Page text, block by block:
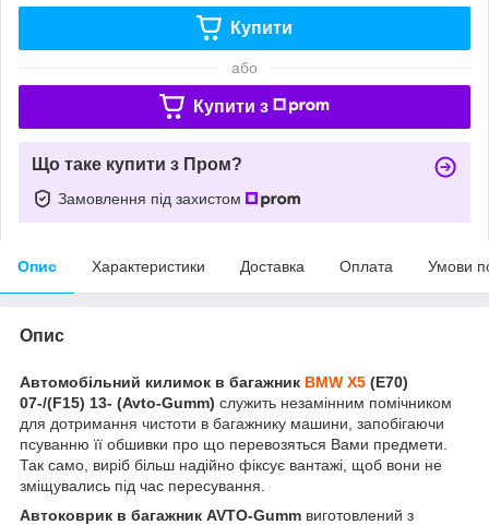
Купити
або
Купити з
Що таке купити з Пром?
Замовлення під захистом
Опис Характеристики Доставка Оплата Умови
Опис
Автомобільний килимок в багажник BMW X5 (E70)
07-/(F15) 13- (Avto-Gumm) служить незамінним помічником
для дотримання чистоти в багажнику машини, запобігаючи
псуванню її обшивки про що перевозяться Вами предмети.
Так само, виріб більш надійно фіксує вантажі, щоб вони не
зміщувались під час пересування.
Автоковрик в багажник AVTO-Gumm виготовлений з